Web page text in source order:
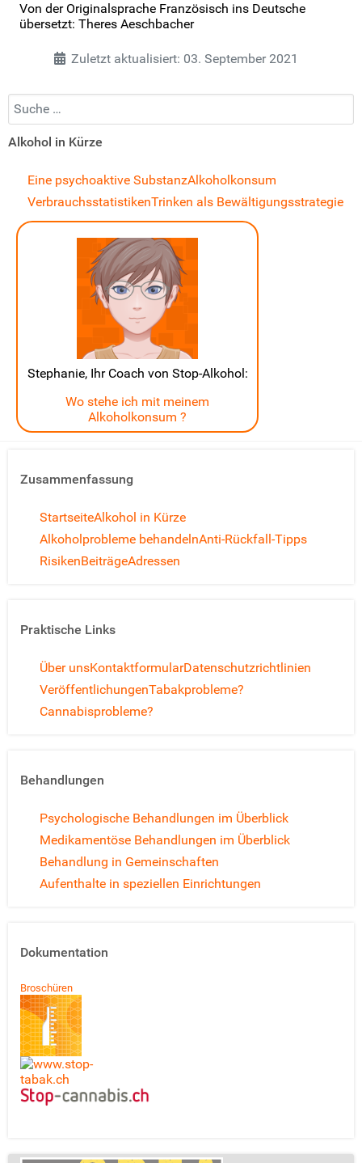
Von der Originalsprache Französisch ins Deutsche
übersetzt: Theres Aeschbacher
Zuletzt aktualisiert: 03. September 2021
Suchen...
Alkohol in Kürze
Eine psychoaktive SubstanzAlkoholkonsum
VerbrauchsstatistikenTrinken als Bewältigungsstrategie
Stephanie, Ihr Coach von Stop-Alkohol:
Wo stehe ich mit meinem
Alkoholkonsum ?
Zusammenfassung
StartseiteAlkohol in Kürze
Alkoholprobleme behandelnAnti-Rückfall-Tipps
RisikenBeiträgeAdressen
Praktische Links
Über unsKontaktformularDatenschutzrichtlinien
VeröffentlichungenTabakprobleme?
Cannabisprobleme?
Behandlungen
Psychologische Behandlungen im Überblick
Medikamentöse Behandlungen im Überblick
Behandlung in Gemeinschaften
Aufenthalte in speziellen Einrichtungen
Dokumentation
Broschüren